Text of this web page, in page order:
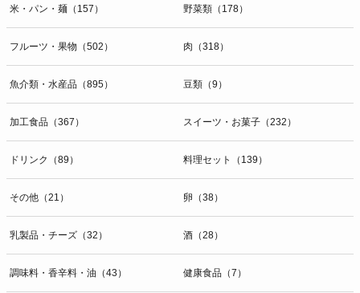
g）本人が個人情報を与えることの任意性及び当該情報を与えなかっ
た場合に本人に生じる結果
個人情報の提供は任意と致しますが、当社が依頼する情報の提供がな
い場合、内容が正確でない場合はサービスの提供やご対応等に支障を
きたす可能性がございますのでご了承下さい。
スログ、Cookie（クッキー）等を用いて管理しています。これらに
は、お客様のお名前、ご住所、電話番号、電子メールアドレスなど、
お客様を特定する個人情報は一切含まれておりません。
個人情報に関する問合わせ窓口
〒106-0044 東京都港区東麻布一丁目２７番１号 東麻布食文化ビル４
米・パン・麺（157） 野菜類（178）
フルーツ・果物（502） 肉（318）
魚介類・水産品（895） 豆類（9）
加工食品（367） スイーツ・お菓子（232）
ドリンク（89） 料理セット（139）
その他（21） 卵（38）
乳製品・チーズ（32） 酒（28）
調味料・香辛料・油（43） 健康食品（7）